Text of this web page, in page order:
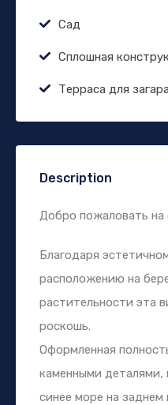
Сад
Сплошная
Терраса для загара
Description
Добро пожаловать на
Благодаря
расположению на
растительности эта
роскошь.
Оформленная
каменными
синее море на заднем